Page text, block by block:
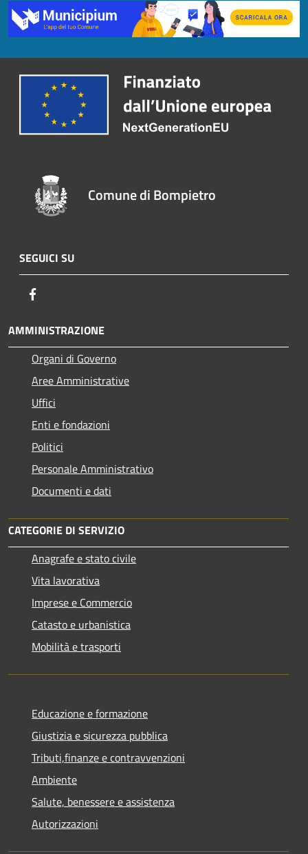
Comune di Bompietro
SEGUICI SU
AMMINISTRAZIONE
Organi di Governo
Aree Amministrative
Uffici
Enti e fondazioni
Politici
Personale Amministrativo
Documenti e dati
CATEGORIE DI SERVIZIO
Anagrafe e stato civile
Vita lavorativa
Imprese e Commercio
Catasto e urbanistica
Mobilità e trasporti
Educazione e formazione
Giustizia e sicurezza pubblica
Tributi,finanze e contravvenzioni
Ambiente
Salute, benessere e assistenza
Autorizzazioni